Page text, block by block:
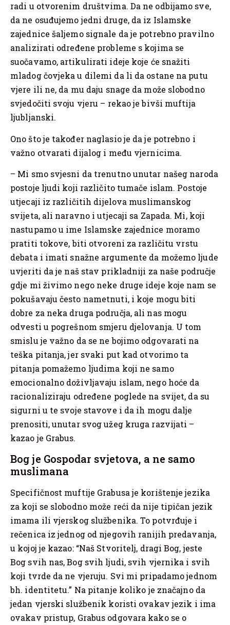
radi u otvorenim društvima. Da ne odbijamo sve,
da ne osuđujemo jedni druge, da iz Islamske
zajednice šaljemo signale da je potrebno pravilno
analizirati određene probleme s kojima se
suočavamo, artikulirati ideje koje će snažiti
mladog čovjeka u dilemi da li da ostane na putu
vjere ili ne, da mu daju snage da može slobodno
svjedočiti svoju vjeru – rekao je bivši muftija
ljubljanski.
Ono što je također naglasio je da je potrebno i
važno otvarati dijalog i među vjernicima.
– Mi smo svjesni da trenutno unutar našeg naroda
postoje ljudi koji različito tumače islam. Postoje
utjecaji iz različitih dijelova muslimanskog
svijeta, ali naravno i utjecaji sa Zapada. Mi, koji
nastupamo u ime Islamske zajednice moramo
pratiti tokove, biti otvoreni za različitu vrstu
debata i imati snažne argumente da možemo ljude
uvjeriti da je naš stav prikladniji za naše područje
gdje mi živimo nego neke druge ideje koje nam se
pokušavaju često nametnuti, i koje mogu biti
dobre za neka druga područja, ali nas mogu
odvesti u pogrešnom smjeru djelovanja. U tom
smislu je važno da se ne bojimo odgovarati na
teška pitanja, jer svaki put kad otvorimo ta
pitanja pomažemo ljudima koji ne samo
emocionalno doživljavaju islam, nego hoće da
racionaliziraju određene poglede na svijet, da su
sigurni u te svoje stavove i da ih mogu dalje
prenositi, unutar svog užeg kruga razvijati –
kazao je Grabus.
Bog je Gospodar svjetova, a ne samo
muslimana
Specifičnost muftije Grabusa je korištenje jezika
za koji se slobodno može reći da nije tipičan jezik
imama ili vjerskog službenika. To potvrđuje i
rečenica iz jednog od njegovih ranijih predavanja,
u kojoj je kazao: “Naš Stvoritelj, dragi Bog, jeste
Bog svih nas, Bog svih ljudi, svih vjernika i svih
koji tvrde da ne vjeruju. Svi mi pripadamo jednom
bh. identitetu.” Na pitanje koliko je značajno da
jedan vjerski službenik koristi ovakav jezik i ima
ovakav pristup, Grabus odgovara kako se o